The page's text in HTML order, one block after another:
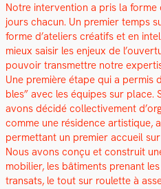
Notre inter­ven­tion a pris la
jours cha­cun. Un pre­mier temps
forme d’ateliers créat­ifs et en
mieux saisir les enjeux de
pou­voir trans­met­tre notre
Une pre­mière étape qui a
bles” avec les équipes sur place.
avons décidé col­lec­tive­ment
comme une rési­dence artis­tique,
per­me­t­tant un pre­mier accueil
Nous avons conçu et con­stru­it
mobili­er, les bâti­ments prenant
transats, le tout sur roulette à